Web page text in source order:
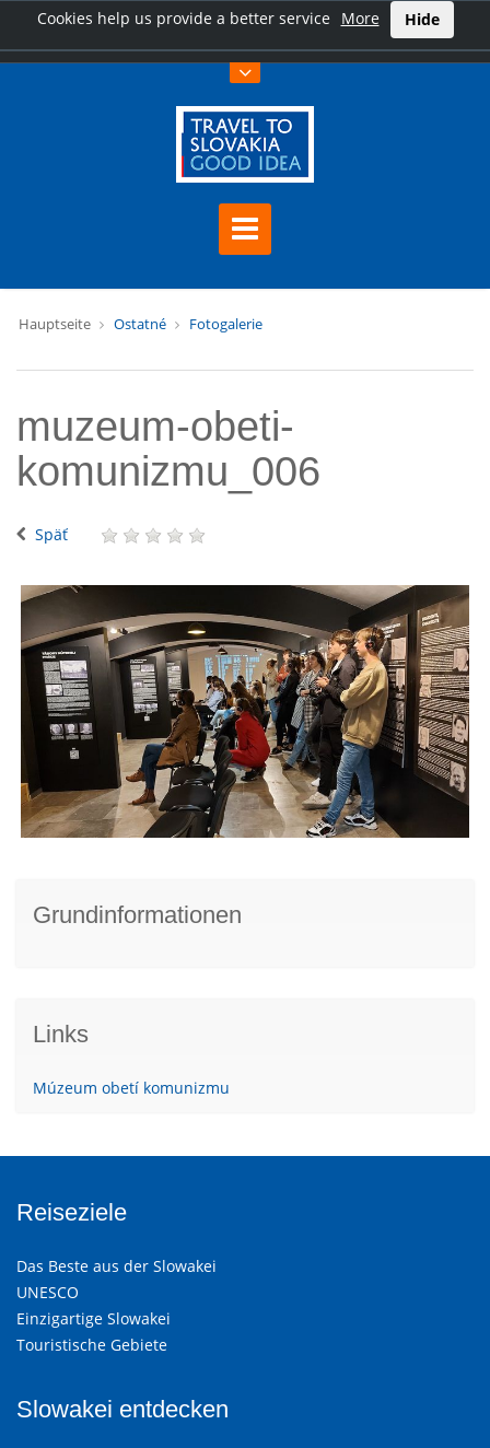
Cookies help us provide a better service More Hide
Hauptseite Ostatné Fotogalerie
muzeum-obeti-
komunizmu_006
Späť
Grundinformationen
Links
Múzeum obetí komunizmu
Reiseziele
Das Beste aus der Slowakei
UNESCO
Einzigartige Slowakei
Touristische Gebiete
Slowakei entdecken